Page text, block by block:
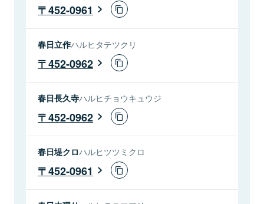
452-0961
春日立作ハルヒタテツクリ
452-0962
春日長久寺ハルヒチョウキュウジ
452-0962
春日堤クロハルヒツツミクロ
452-0961